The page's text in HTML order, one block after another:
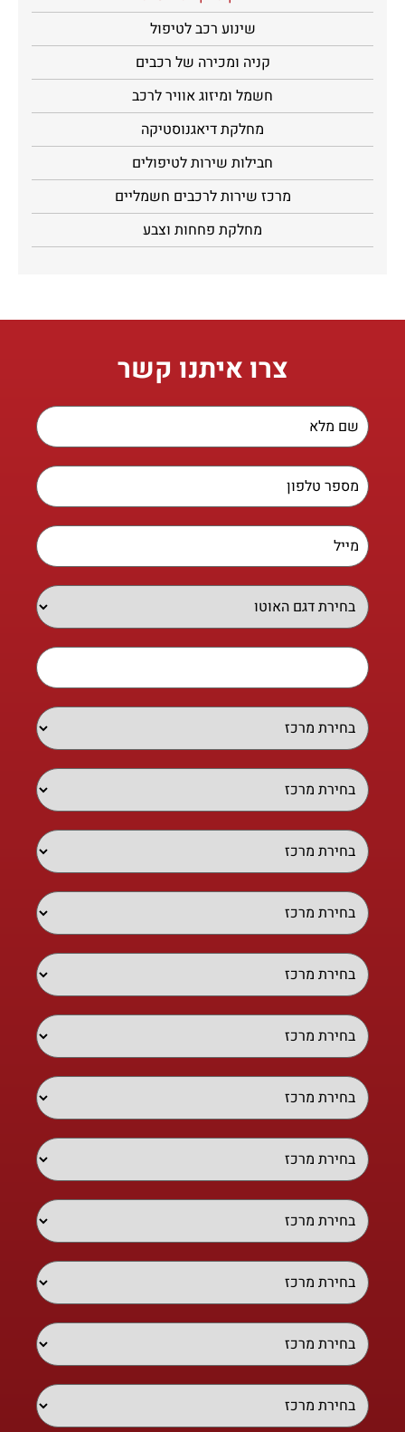
שינוע רכב לטיפול
קניה ומכירה של רכבים
חשמל ומיזוג אוויר לרכב
מחלקת דיאגנוסטיקה
חבילות שירות לטיפולים
מרכז שירות לרכבים חשמליים
מחלקת פחחות וצבע
צרו איתנו קשר